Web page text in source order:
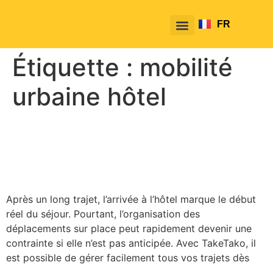
FR
EN
Étiquette : mobilité
urbaine hôtel
Après un long trajet, l’arrivée à l’hôtel marque le début
réel du séjour. Pourtant, l’organisation des
déplacements sur place peut rapidement devenir une
contrainte si elle n’est pas anticipée. Avec TakeTako, il
est possible de gérer facilement tous vos trajets dès